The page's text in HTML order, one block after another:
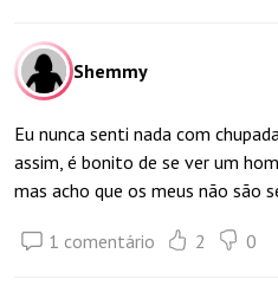
Shemmy
Eu nunca senti nada com
assim, é bonito de se ver um
mas acho que os meus não são
1 comentário 2 0